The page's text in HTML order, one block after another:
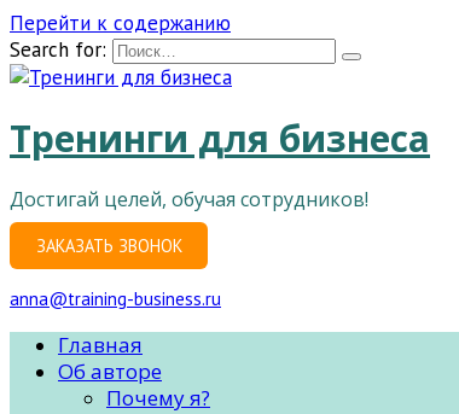
Перейти к содержанию
Search for:
Тренинги для бизнеса
Достигай целей, обучая сотрудников!
ЗАКАЗАТЬ ЗВОНОК
anna@training-business.ru
Главная
Об авторе
Почему я?